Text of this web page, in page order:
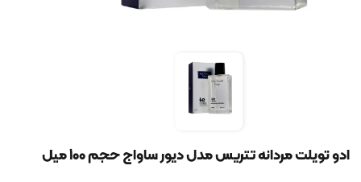
ادو تویلت مردانه تتریس مدل دیور ساواج حجم 100 میل